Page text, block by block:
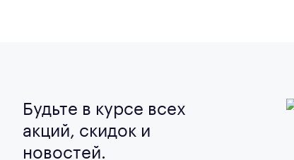
Будьте в курсе всех
акций, скидок и
новостей.